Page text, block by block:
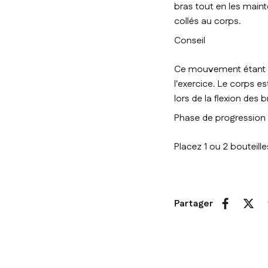
bras tout en les
collés au corps.
Conseil
Ce mouvement étant
l'exercice. Le corps
lors de la flexion des
Phase de progression
Placez 1 ou 2
Partager